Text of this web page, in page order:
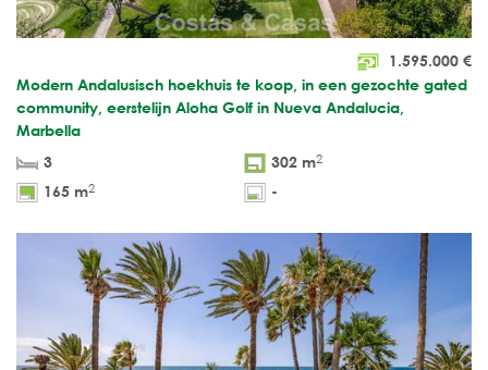
1.595.000 €
Modern Andalusisch hoekhuis te koop, in een gezochte gated
community, eerstelijn Aloha Golf in Nueva Andalucia,
Marbella
3
302 m2
165 m2 -